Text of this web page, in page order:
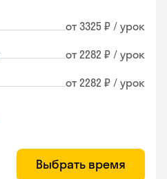
от 3325 ₽ / урок
от 2282 ₽ / урок
от 2282 ₽ / урок
Выбрать время